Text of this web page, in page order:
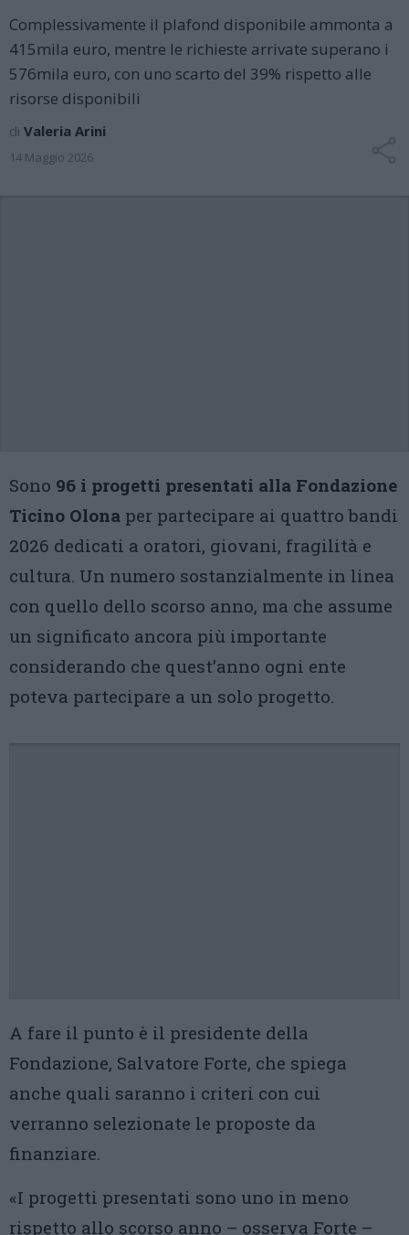
Complessivamente il plafond disponibile ammonta a
415mila euro, mentre le richieste arrivate superano i
576mila euro, con uno scarto del 39% rispetto alle
risorse disponibili
di Valeria Arini
14 Maggio 2026
Sono 96 i progetti presentati alla Fondazione
Ticino Olona per partecipare ai quattro bandi
2026 dedicati a oratori, giovani, fragilità e
cultura. Un numero sostanzialmente in linea
con quello dello scorso anno, ma che assume
un significato ancora più importante
considerando che quest’anno ogni ente
poteva partecipare a un solo progetto.
A fare il punto è il presidente della
Fondazione, Salvatore Forte, che spiega
anche quali saranno i criteri con cui
verranno selezionate le proposte da
finanziare.
«I progetti presentati sono uno in meno
rispetto allo scorso anno – osserva Forte –